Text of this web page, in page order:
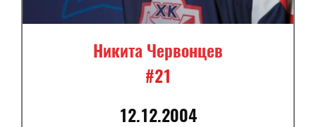
Никита Червонцев
#21
12.12.2004